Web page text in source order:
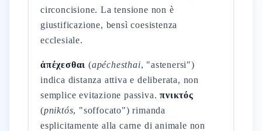
circoncisione. La tensione non è
giustificazione, bensì coesistenza
ecclesiale.
ἀπέχεσθαι (apéchesthai, "astenersi")
indica distanza attiva e deliberata, non
semplice evitazione passiva.πνικτός
(pniktós, "soffocato") rimanda
esplicitamente alla carne di animale non